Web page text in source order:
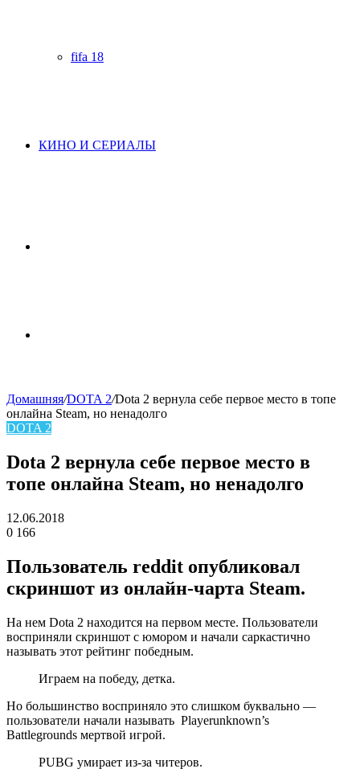
fifa 18
КИНО И СЕРИАЛЫ
skin
Домашняя/DOTA 2/Dota 2 вернула себе первое место в топе
онлайна Steam, но ненадолго
DOTA 2
Dota 2 вернула себе первое место в
топе онлайна Steam, но ненадолго
12.06.2018
0 166
Пользователь reddit опубликовал
скриншот из онлайн-чарта Steam.
На нем Dota 2 находится на первом месте. Пользователи
восприняли скриншот с юмором и начали саркастично
называть этот рейтинг победным.
Играем на победу, детка.
Но большинство восприняло это слишком буквально —
пользователи начали называть Playerunknown’s
Battlegrounds мертвой игрой.
PUBG умирает из-за читеров.